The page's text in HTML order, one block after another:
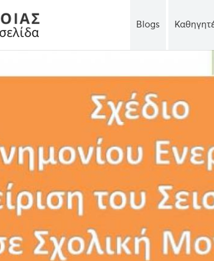
Blogs